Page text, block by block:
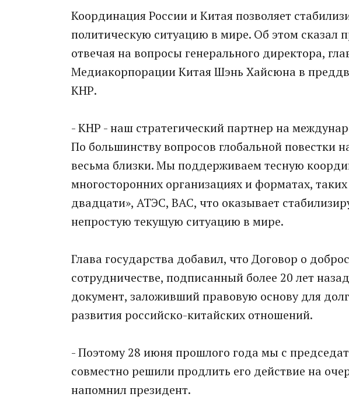
Координация России и Китая позволяет
политическую ситуацию в мире. Об этом сказал
отвечая на вопросы генерального директора,
Медиакорпорации Китая Шэнь Хайсюна в
КНР.
- КНР - наш стратегический партнер на
По большинству вопросов глобальной
весьма близки. Мы поддерживаем тесную
многосторонних организациях и форматах,
двадцати», АТЭС, ВАС, что оказывает
непростую текущую ситуацию в мире.
Глава государства добавил, что Договор о
сотрудничестве, подписанный более 20 лет
документ, заложивший правовую основу для
развития российско-китайских отношений.
- Поэтому 28 июня прошлого года мы с
совместно решили продлить его действие на
напомнил президент.